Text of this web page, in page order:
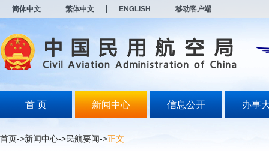
简体中文 繁体中文 ENGLISH 移动客户端
首 页 新闻中心 信息公开 办事
首页->新闻中心->民航要闻->正文
打
开
无
障
说
按
Alt